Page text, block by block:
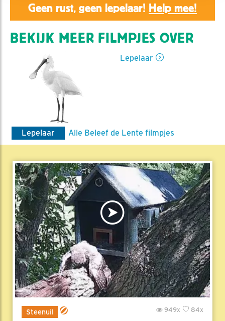
Geen rust, geen lepelaar! Help mee!
BEKIJK MEER FILMPJES OVER
Lepelaar
Lepelaar Alle Beleef de Lente filmpjes
Steenuil 84x
949x